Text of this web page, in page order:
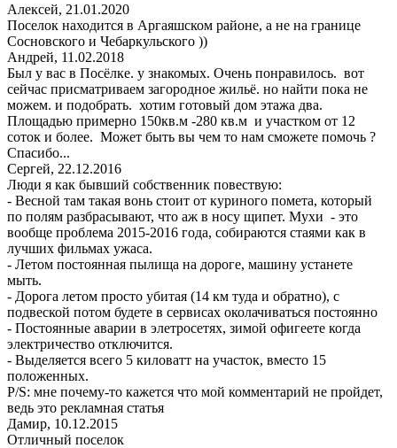
Алексей, 21.01.2020
Поселок находится в Аргаяшском районе, а не на границе
Сосновского и Чебаркульского ))
Андрей, 11.02.2018
Был у вас в Посёлке. у знакомых. Очень понравилось. вот
сейчас присматриваем загородное жильё. но найти пока не
можем. и подобрать. хотим готовый дом этажа два.
Площадью примерно 150кв.м -280 кв.м и участком от 12
соток и более. Может быть вы чем то нам сможете помочь ?
Спасибо...
Сергей, 22.12.2016
Люди я как бывший собственник повествую:
- Весной там такая вонь стоит от куриного помета, который
по полям разбрасывают, что аж в носу щипет. Мухи - это
вообще проблема 2015-2016 года, собираются стаями как в
лучших фильмах ужаса.
- Летом постоянная пылища на дороге, машину устанете
мыть.
- Дорога летом просто убитая (14 км туда и обратно), с
подвеской потом будете в сервисах околачиваться постоянно
- Постоянные аварии в элетросетях, зимой офигеете когда
электричество отключится.
- Выделяется всего 5 киловатт на участок, вместо 15
положенных.
P/S: мне почему-то кажется что мой комментарий не пройдет,
ведь это рекламная статья
Дамир, 10.12.2015
Отличный поселок